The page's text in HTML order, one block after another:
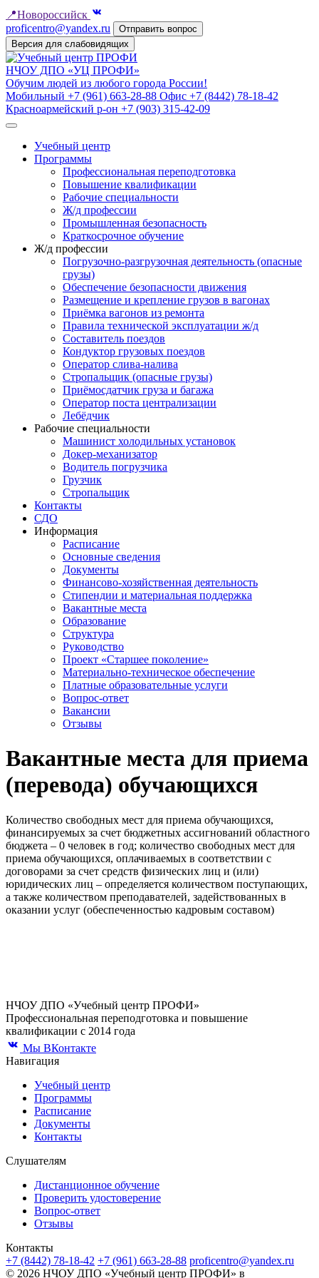
📍Новороссийск
proficentro@yandex.ru
Отправить вопрос
Версия для слабовидящих
НЧОУ ДПО «УЦ ПРОФИ»
Обучим людей из любого города России!
Мобильный +7 (961) 663-28-88 Офис +7 (8442) 78-18-42
Красноармейский р-он +7 (903) 315-42-09
Учебный центр
Программы
Профессиональная переподготовка
Повышение квалификации
Рабочие специальности
Ж/д профессии
Промышленная безопасность
Краткосрочное обучение
Ж/д профессии
Погрузочно-разгрузочная деятельность (опасные
грузы)
Обеспечение безопасности движения
Размещение и крепление грузов в вагонах
Приёмка вагонов из ремонта
Правила технической эксплуатации ж/д
Составитель поездов
Кондуктор грузовых поездов
Оператор слива-налива
Стропальщик (опасные грузы)
Приёмосдатчик груза и багажа
Оператор поста централизации
Лебёдчик
Рабочие специальности
Машинист холодильных установок
Докер-механизатор
Водитель погрузчика
Грузчик
Стропальщик
Контакты
СДО
Информация
Расписание
Основные сведения
Документы
Финансово-хозяйственная деятельность
Стипендии и материальная поддержка
Вакантные места
Образование
Структура
Руководство
Проект «Старшее поколение»
Материально-техническое обеспечение
Платные образовательные услуги
Вопрос-ответ
Вакансии
Отзывы
Вакантные места для приема
(перевода) обучающихся
Количество свободных мест для приема обучающихся,
финансируемых за счет бюджетных ассигнований областного
бюджета – 0 человек в год; количество свободных мест для
приема обучающихся, оплачиваемых в соответствии с
договорами за счет средств физических лиц и (или)
юридических лиц – определяется количеством поступающих,
а также количеством преподавателей, задействованных в
оказании услуг (обеспеченностью кадровым составом)
НЧОУ ДПО «Учебный центр ПРОФИ»
Профессиональная переподготовка и повышение
квалификации с 2014 года
Мы ВКонтакте
Навигация
Учебный центр
Программы
Расписание
Документы
Контакты
Слушателям
Дистанционное обучение
Проверить удостоверение
Вопрос-ответ
Отзывы
Контакты
+7 (8442) 78-18-42 +7 (961) 663-28-88 proficentro@yandex.ru
© 2026 НЧОУ ДПО «Учебный центр ПРОФИ» в